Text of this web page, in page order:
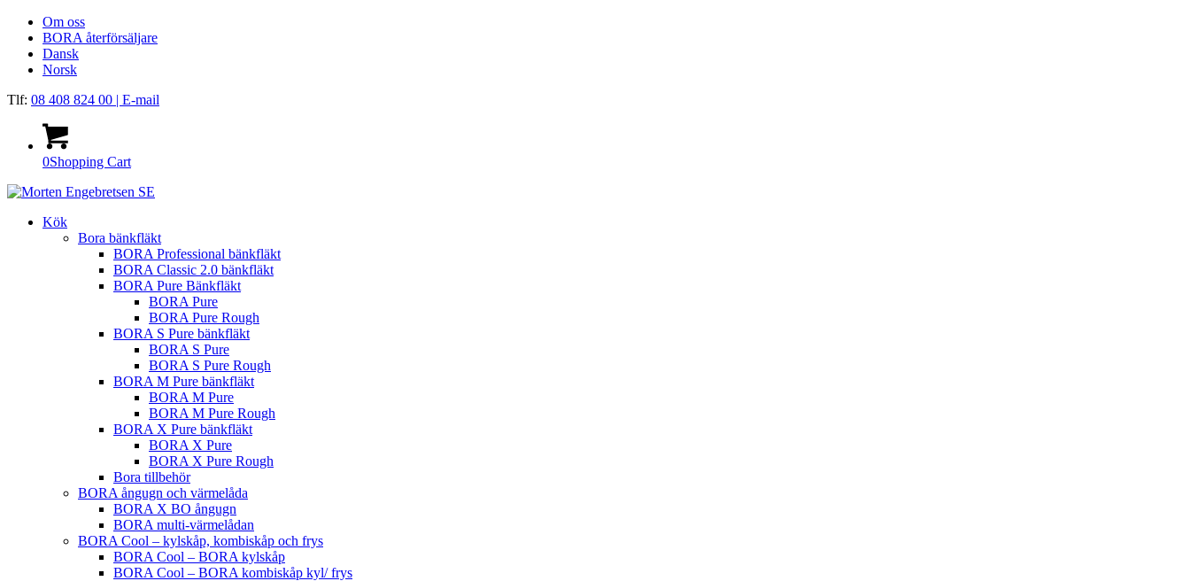
Om oss
BORA återförsäljare
Dansk
Norsk
Tlf: 08 408 824 00 | E-mail
0Shopping Cart
Kök
Bora bänkfläkt
BORA Professional bänkfläkt
BORA Classic 2.0 bänkfläkt
BORA Pure Bänkfläkt
BORA Pure
BORA Pure Rough
BORA S Pure bänkfläkt
BORA S Pure
BORA S Pure Rough
BORA M Pure bänkfläkt
BORA M Pure
BORA M Pure Rough
BORA X Pure bänkfläkt
BORA X Pure
BORA X Pure Rough
Bora tillbehör
BORA ångugn och värmelåda
BORA X BO ångugn
BORA multi-värmelådan
BORA Cool – kylskåp, kombiskåp och frys
BORA Cool – BORA kylskåp
BORA Cool – BORA kombiskåp kyl/ frys